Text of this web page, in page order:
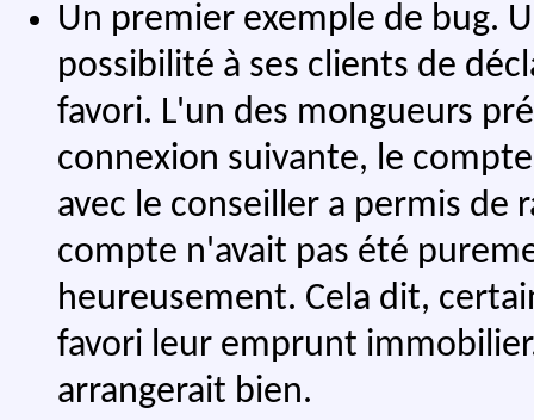
Un premier exemple de bug.
possibilité à ses clients de
favori. L'un des mongueurs
connexion suivante, le
avec le conseiller a permis de
compte n'avait pas été
heureusement. Cela dit,
favori leur emprunt
arrangerait bien.